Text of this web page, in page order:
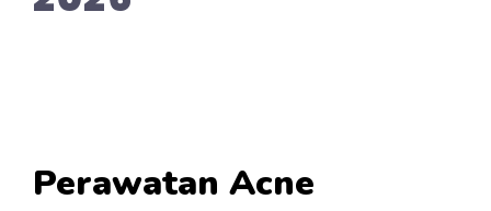
Perawatan Acne